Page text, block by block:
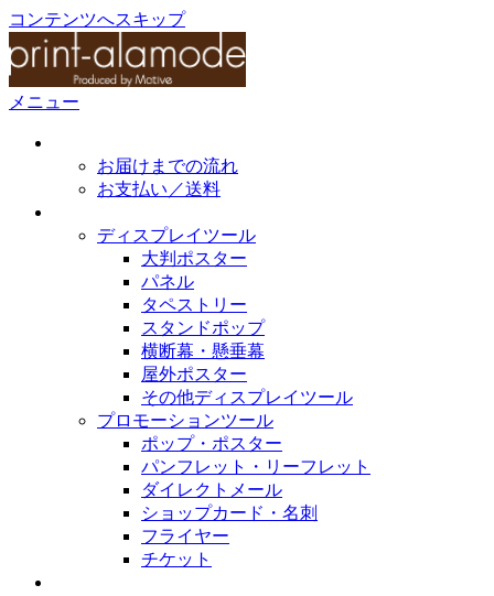
コンテンツへスキップ
メニュー
お届けまでの流れ
お支払い／送料
ディスプレイツール
大判ポスター
パネル
タペストリー
スタンドポップ
横断幕・懸垂幕
屋外ポスター
その他ディスプレイツール
プロモーションツール
ポップ・ポスター
パンフレット・リーフレット
ダイレクトメール
ショップカード・名刺
フライヤー
チケット